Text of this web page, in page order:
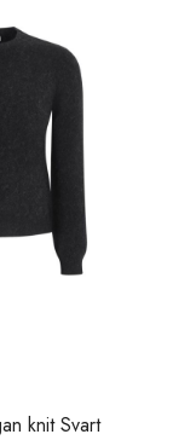
knit Svart